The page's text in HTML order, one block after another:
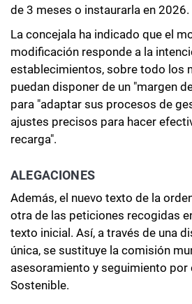
de 3 meses o instaurarla en 2026.
La concejala ha indicado que el
modificación responde a la
establecimientos, sobre todo los
puedan disponer de un "margen
para "adaptar sus procesos de
ajustes precisos para hacer
recarga".
ALEGACIONES
Además, el nuevo texto de la
otra de las peticiones recogidas
texto inicial. Así, a través de una
única, se sustituye la comisión
asesoramiento y seguimiento por
Sostenible.